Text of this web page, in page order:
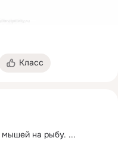
Класс
мышей на рыбу. ...